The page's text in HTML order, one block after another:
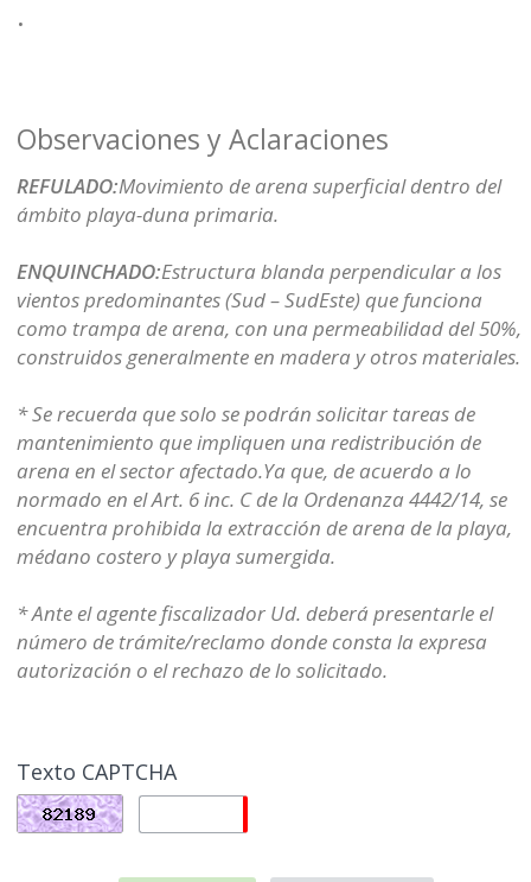
.
Observaciones y Aclaraciones
REFULADO:Movimiento de arena superficial dentro del
ámbito playa-duna primaria.
ENQUINCHADO:Estructura blanda perpendicular a los
vientos predominantes (Sud – SudEste) que funciona
como trampa de arena, con una permeabilidad del 50%,
construidos generalmente en madera y otros materiales.
* Se recuerda que solo se podrán solicitar tareas de
mantenimiento que impliquen una redistribución de
arena en el sector afectado.Ya que, de acuerdo a lo
normado en el Art. 6 inc. C de la Ordenanza 4442/14, se
encuentra prohibida la extracción de arena de la playa,
médano costero y playa sumergida.
* Ante el agente fiscalizador Ud. deberá presentarle el
número de trámite/reclamo donde consta la expresa
autorización o el rechazo de lo solicitado.
Texto CAPTCHA